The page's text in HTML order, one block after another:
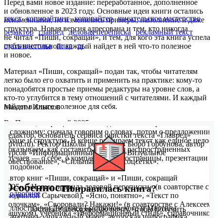
Перед вами новое издание: переработанное, дополненное
и обновленное в 2023 году. Основные идеи книги остались
неизменными, но изменились примеры, наполнение и даже
структура. Новая версия адресована и тем, кто никогда
не читал «Пиши, сокращай», и тем, для кого эта книга успела
стать настольной: каждый найдет в ней что-то полезное
и новое.
Материал «Пиши, сокращай» подан так, чтобы читателям
легко было его охватить и применить на практике: кому-то
понадобятся простые приемы редактуры на уровне слов, а
кто-то углубится в тему отношений с читателями. И каждый
найдет в книге полезное для себя.
В «Пиши, сокращай 2025» мы движемся от простого
к сложному: сначала говорим о словах, потом о предложении,
абзаце и структуре. В конце разбираем текст как единое целое:
показываем, как составить текст для распространенных
случаев — о себе, о компании, промостраницы, презентации
и подобное.
Особенности
Иллюстрации Людвига Быстроновского и Мартина
текст копирайтинг копирайтер писательское мастерство
редактор главред деловая переписка
рекламный текст
публицистика пиар pr
Максим Ильяхов
Редактор, основатель сервиса очистки текста «Главред»
(glvrd.ru). Ректор Школы редакторов Бюро Горбунова, автор
курсов «Информационный стиль», «Визуальное
повествование», «Сильный текст в соцсетях».
Автор книг «Пиши, сокращай» и «Пиши, сокращай
2025», «Новые правила деловой переписки» (в соавторстве с
Людмилой Сарычевой), «Ясно, понятно», «Текст по
полочкам», «Своровали? Накажи!» (в соавторстве с Алексеем
Башуком), учебника «Информационный стиль», справочников
Подробнее Понравилась книга?
Оставьте электронную почту, чтобы получить